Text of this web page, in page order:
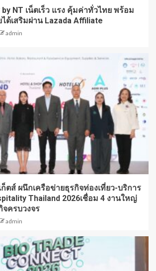
NT เน็ตเร็ว แรง คุ้มค่าทั่วไทย พร้อม
ด้เสริมผ่าน Lazada Affiliate
admin
ตส์ ผนึกเครือข่ายธุรกิจท่องเที่ยว-บริการ
Thailand 2026เชื่อม 4 งานใหญ่
จครบวงจร
admin